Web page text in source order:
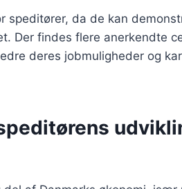
da de kan
Der findes flere anerkendte
deres jobmuligheder og